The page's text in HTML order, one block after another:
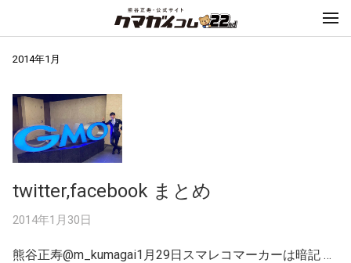
2014年1月
twitter,facebook まとめ
2014年1月30日
熊谷正寿@m_kumagai1月29日スマレコマーカーは暗記 …